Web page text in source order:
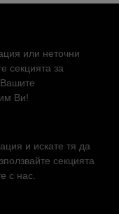
или неточни
секцията за
Ви!
и искате тя да
секцията
с нас.